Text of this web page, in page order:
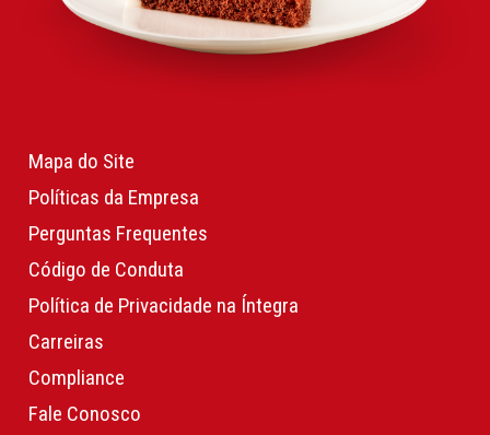
Mapa do Site
Políticas da Empresa
Perguntas Frequentes
Código de Conduta
Política de Privacidade na Íntegra
Carreiras
Compliance
Fale Conosco